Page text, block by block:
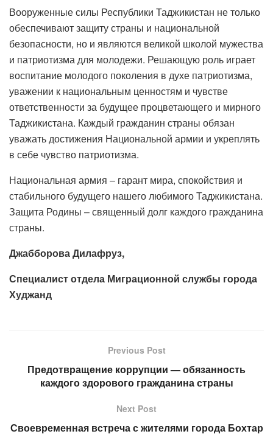
Вооруженные силы Республики Таджикистан не только
обеспечивают защиту страны и национальной
безопасности, но и являются великой школой мужества
и патриотизма для молодежи. Решающую роль играет
воспитание молодого поколения в духе патриотизма,
уважении к национальным ценностям и чувстве
ответственности за будущее процветающего и мирного
Таджикистана. Каждый гражданин страны обязан
уважать достижения Национальной армии и укреплять
в себе чувство патриотизма.
Национальная армия – гарант мира, спокойствия и
стабильного будущего нашего любимого Таджикистана.
Защита Родины – священный долг каждого гражданина
страны.
Джабборова Дилафруз,
Специалист отдела Миграционной службы города
Худжанд
Previous Post
Предотвращение коррупции — обязанность
каждого здорового гражданина страны
Next Post
Своевременная встреча с жителями города Бохтар